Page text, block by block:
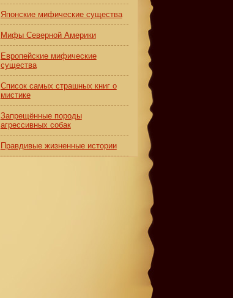
Японские мифические существа
Мифы Северной Америки
Европейские мифические
существа
Список самых страшных книг о
мистике
Запрещённые породы
агрессивных собак
Правдивые жизненные истории